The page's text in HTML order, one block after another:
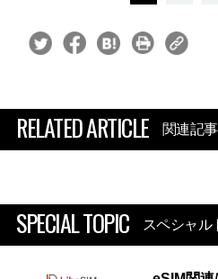
RELATED ARTICLE 関連記事
SPECIAL TOPIC スペシャル